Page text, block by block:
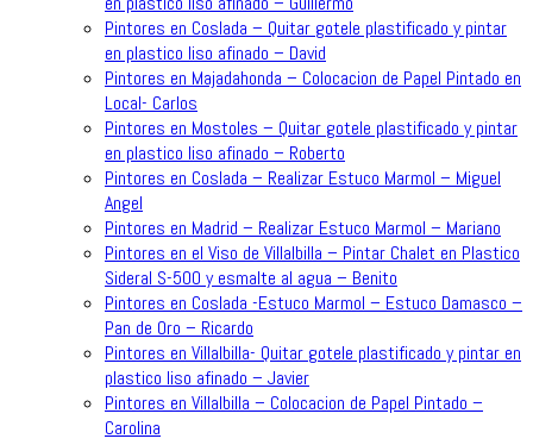
Pintores en Coslada – Quitar gotele plastificado y pintar
en plastico liso afinado – David
Pintores en Majadahonda – Colocacion de Papel Pintado en
Local- Carlos
Pintores en Mostoles – Quitar gotele plastificado y pintar
en plastico liso afinado – Roberto
Pintores en Coslada – Realizar Estuco Marmol – Miguel
Angel
Pintores en Madrid – Realizar Estuco Marmol – Mariano
Pintores en el Viso de Villalbilla – Pintar Chalet en Plastico
Sideral S-500 y esmalte al agua – Benito
Pintores en Coslada -Estuco Marmol – Estuco Damasco –
Pan de Oro – Ricardo
Pintores en Villalbilla- Quitar gotele plastificado y pintar en
plastico liso afinado – Javier
Pintores en Villalbilla – Colocacion de Papel Pintado –
Carolina